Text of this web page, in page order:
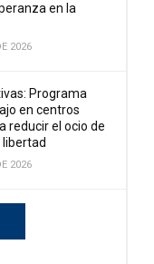
en la
2026
Programa
en centros
reducir el ocio de
libertad
2026